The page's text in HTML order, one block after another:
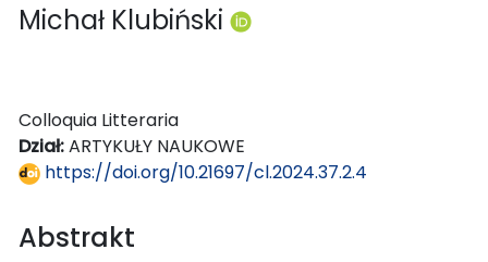
Michał Klubiński
Colloquia Litteraria
Dział:ARTYKUŁY NAUKOWE
https://doi.org/10.21697/cl.2024.37.2.4
Abstrakt